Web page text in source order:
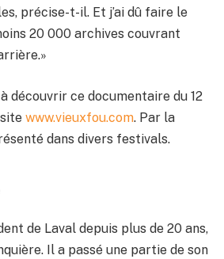
précise-t-il. Et j’ai dû faire le
20 000 archives couvrant
découvrir ce documentaire du 12
www.vieuxfou.com. Par la
dans divers festivals.
de Laval depuis plus de 20 ans,
Il a passé une partie de son